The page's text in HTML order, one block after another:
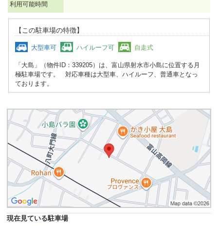
利用可能時間
【この駐車場の特徴】
大型車可 ハイルーフ可 自走式
「大島」（物件ID：339205）は、富山県射水市小島に位置する月
極駐車場です。 対応車種は大型車、ハイルーフ、普通車となっ
ております。
現在見ている駐車場